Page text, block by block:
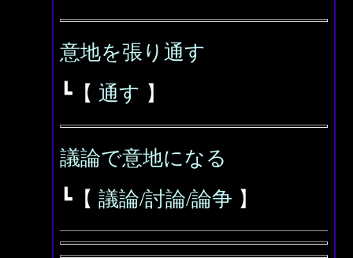
意地を張り通す
┗【 通す 】
議論で意地になる
┗【 議論/討論/論争 】